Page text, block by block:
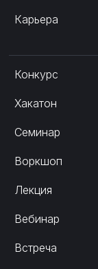
Карьера
Конкурс
Хакатон
Семинар
Воркшоп
Лекция
Вебинар
Встреча